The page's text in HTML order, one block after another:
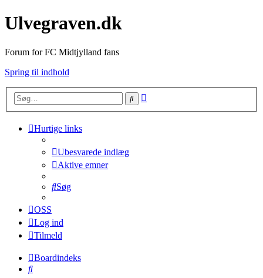
Ulvegraven.dk
Forum for FC Midtjylland fans
Spring til indhold
Søg
Hurtige links
Ubesvarede indlæg
Aktive emner
Søg
OSS
Log ind
Tilmeld
Boardindeks
Søg